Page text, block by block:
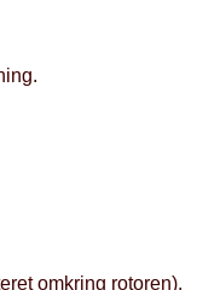
omkring rotoren).